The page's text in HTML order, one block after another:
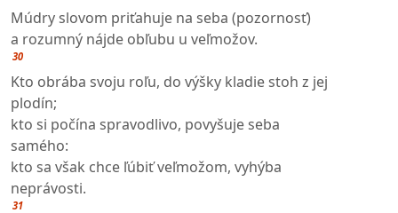
Múdry slovom priťahuje na seba (pozornosť)
a rozumný nájde obľubu u veľmožov.
30
Kto obrába svoju roľu, do výšky kladie stoh z jej
plodín;
kto si počína spravodlivo, povyšuje seba
samého:
kto sa však chce ľúbiť veľmožom, vyhýba
neprávosti.
31